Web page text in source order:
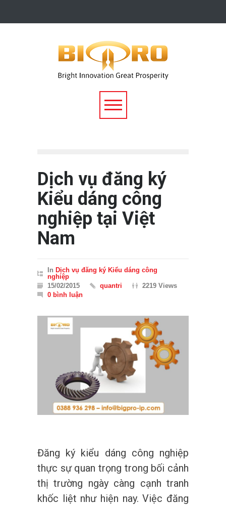
Dịch vụ đăng ký
Kiểu dáng công
nghiệp tại Việt
Nam
In Dịch vụ đăng ký Kiểu dáng công
nghiệp
15/02/2015
quantri
2219 Views
0 bình luận
Đăng ký kiểu dáng công nghiệp
thực sự quan trọng trong bối cảnh
thị trường ngày càng cạnh tranh
khốc liệt như hiện nay. Việc đăng